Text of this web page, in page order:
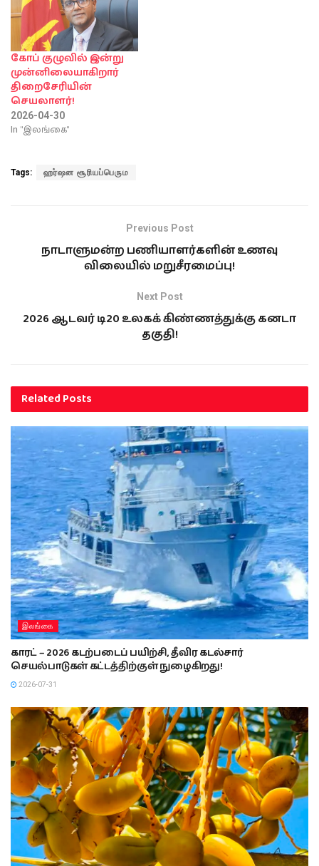
கோப் குழுவில் இன்று
முன்னிலையாகிறார்
திறைசேரியின்
செயலாளர்!
2026-04-30
In "இலங்கை"
Tags: ஹர்ஷன சூரியப்பெரும
Previous Post
நாடாளுமன்ற பணியாளர்களின் உணவு
விலையில் மறுசீரமைப்பு!
Next Post
2026 ஆடவர் டி20 உலகக் கிண்ணத்துக்கு கனடா
தகுதி!
RelatedPosts
இலங்கை
காரட் – 2026 கடற்படைப் பயிற்சி, தீவிர கடல்சார்
செயல்பாடுகள் கட்டத்திற்குள் நுழைகிறது!
2026-07-31